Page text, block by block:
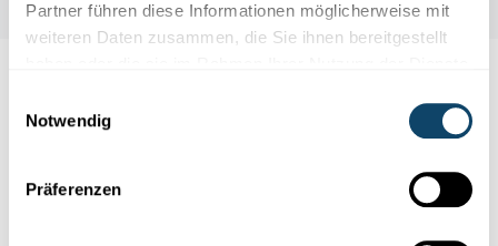
Partner führen diese Informationen möglicherweise mit
weiteren Daten zusammen, die Sie ihnen bereitgestellt
Notwendig
Präferenzen